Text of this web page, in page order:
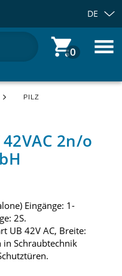
DE
0
PILZ
42VAC 2n/o
Eingänge: 1-
2S.
UB 42V AC, Breite:
Schraubtechnik